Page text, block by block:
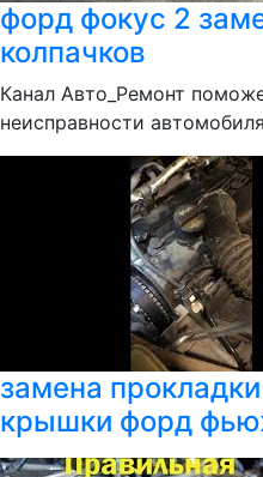
форд фокус 2
колпачков
Канал Авто_Ремонт
неисправности
замена
крышки форд